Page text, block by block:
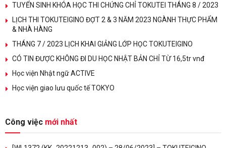
TUYỂN SINH KHÓA HỌC THI CHỨNG CHỈ TOKUTEI THÁNG 8 / 2023
LỊCH THI TOKUTEIGINO ĐỢT 2 & 3 NĂM 2023 NGÀNH THỰC PHẨM
& NHÀ HÀNG
THÁNG 7 / 2023 LỊCH KHAI GIẢNG LỚP HỌC TOKUTEIGINO
CÓ TIN ĐƯỢC KHÔNG ĐI DU HỌC NHẬT BẢN CHỈ TỪ 16,5tr vnđ
Học viện Nhật ngữ ACTIVE
Học viện giao lưu quốc tế TOKYO
Công việc mới nhất